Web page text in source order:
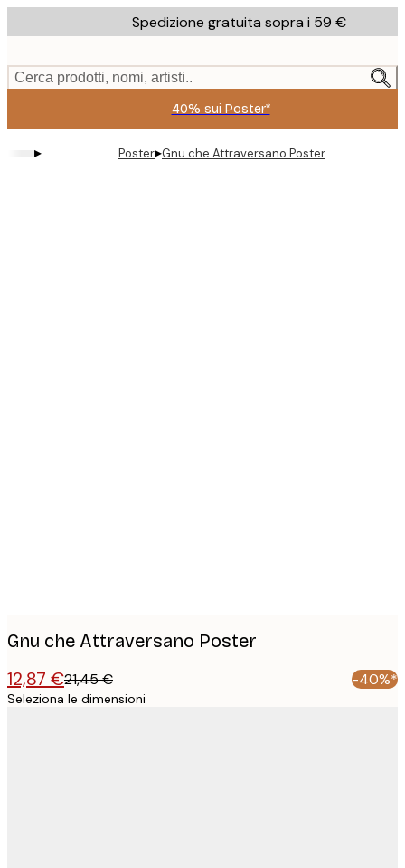
to
content.
Spedizione gratuita sopra i 59 €
Cerca prodotti, nomi, artisti..
40% sui Poster*
▸ Poster▸Gnu che Attraversano Poster
Gnu che Attraversano Poster
12,87 €21,45 € -40%*
Seleziona le dimensioni